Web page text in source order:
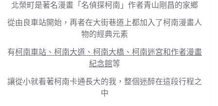
北榮町是著名漫畫「名偵探柯南」作者青山剛昌的家鄉
從由良車站開始，再者在大街巷道上都加入了柯南漫畫人
物的經典元素
有柯南車站、柯南大道、柯南大橋、柯南迷宮和作者漫畫
紀念館等
讓從小就看著柯南卡通長大的我，整個迷醉在這段行程之
中